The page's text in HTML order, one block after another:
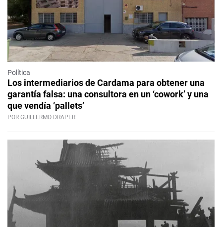
Política
Los intermediarios de Cardama para obtener una
garantía falsa: una consultora en un ‘cowork’ y una
que vendía ‘pallets’
POR GUILLERMO DRAPER